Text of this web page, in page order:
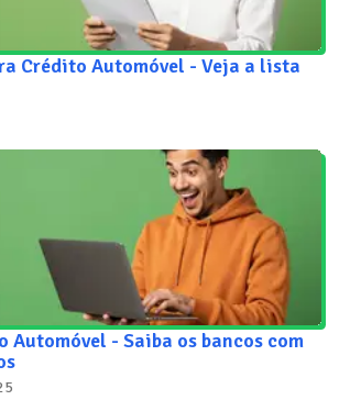
Crédito Automóvel - Veja a lista
Automóvel - Saiba os bancos com